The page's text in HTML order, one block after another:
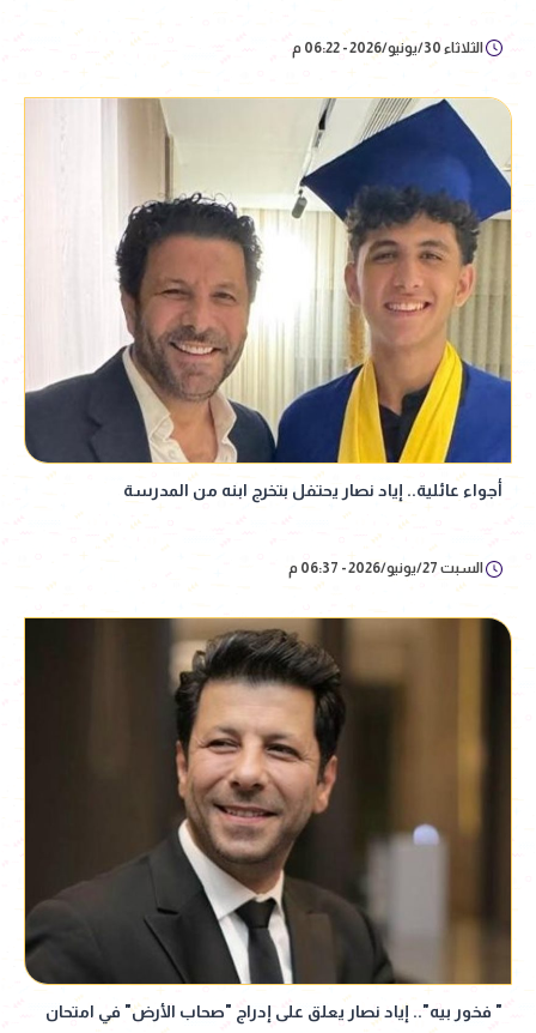
الثلاثاء 30/يونيو/2026 - 06:22 م
أجواء عائلية.. إياد نصار يحتفل بتخرج ابنه من المدرسة
السبت 27/يونيو/2026 - 06:37 م
" فخور بيه".. إياد نصار يعلق على إدراج "صحاب الأرض" في امتحان